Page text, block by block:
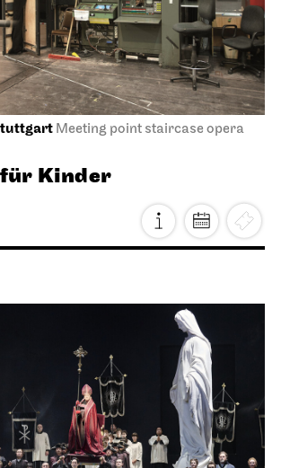
Meeting point staircase opera
Kinder